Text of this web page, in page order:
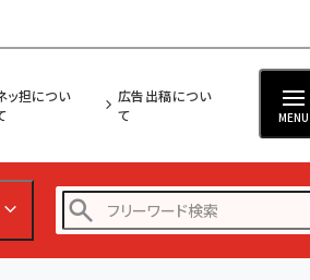
ッ担につい
広告出稿につい
て
MENU